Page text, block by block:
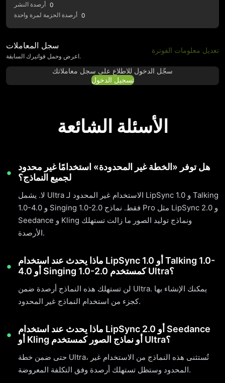
أرصدة النشر 0
أرصدة الحزمة لمرة واحدة 0
سجل المعاملات
اعرض وحمل فواتيرك السابقة.
تعديل معلومات الفوترة
سجّل الدخول للاطلاع على سجل معاملاتك
تسجيل الدخول
الأسئلة الشائعة
هل توفر «الخطة غير المحدودة» استخدامًا غير محدود
لجميع النماذج؟
لا. يشمل Ultra الاستخدام غير المحدود لـ LipSync 1.0 و Talking
1.0-4.0 و Singing 1.0-2.0 فقط. نماذج Pro مثل LipSync 2.0 و
Seedance و Kling ونماذج توليد الصور ما زالت تستهلك
الأرصدة.
ماذا يحدث عند استخدام LipSync 1.0 أو Talking 1.0-
4.0 أو Singing 1.0-2.0 كمستخدم Ultra؟
لن تستهلك هذه النماذج أرصدة ضمن Ultra. يمكنك الإنشاء بها
كجزء من استخدام النماذج غير المحدود.
ماذا يحدث عند استخدام LipSync 2.0 أو Seedance
أو Kling أو نماذج الصور كمستخدم Ultra؟
حتى ضمن خطة Ultra، تُستثنى هذه النماذج من الاستخدام غير
المحدود وستظل تستهلك أرصدة وفق التكلفة المعروضة.